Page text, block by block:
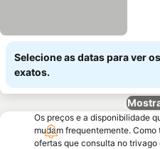
Selecione as datas para ver
exatos.
Os preços e a disponibilidade
mudam frequentemente.
ofertas que consulta no